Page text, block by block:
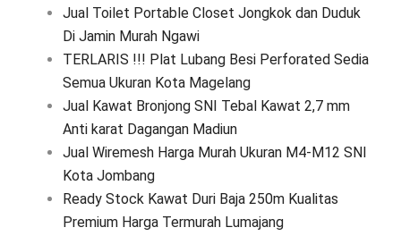
Jual Toilet Portable Closet Jongkok dan Duduk
Di Jamin Murah Ngawi
TERLARIS !!! Plat Lubang Besi Perforated Sedia
Semua Ukuran Kota Magelang
Jual Kawat Bronjong SNI Tebal Kawat 2,7 mm
Anti karat Dagangan Madiun
Jual Wiremesh Harga Murah Ukuran M4-M12 SNI
Kota Jombang
Ready Stock Kawat Duri Baja 250m Kualitas
Premium Harga Termurah Lumajang